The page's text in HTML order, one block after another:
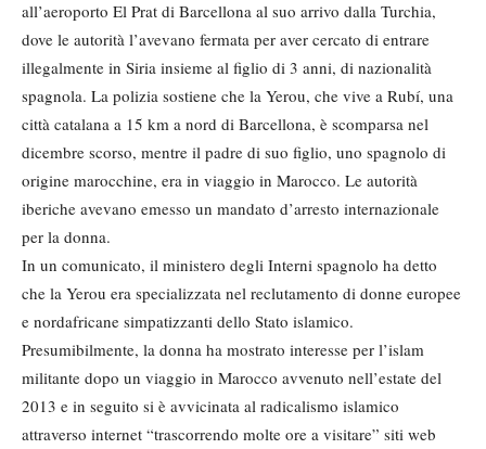
all’aeroporto El Prat di Barcellona al suo arrivo dalla Turchia,
dove le autorità l’avevano fermata per aver cercato di entrare
illegalmente in Siria insieme al figlio di 3 anni, di nazionalità
spagnola. La polizia sostiene che la Yerou, che vive a Rubí, una
città catalana a 15 km a nord di Barcellona, è scomparsa nel
dicembre scorso, mentre il padre di suo figlio, uno spagnolo di
origine marocchine, era in viaggio in Marocco. Le autorità
iberiche avevano emesso un mandato d’arresto internazionale
per la donna.
In un comunicato, il ministero degli Interni spagnolo ha detto
che la Yerou era specializzata nel reclutamento di donne europee
e nordafricane simpatizzanti dello Stato islamico.
Presumibilmente, la donna ha mostrato interesse per l’islam
militante dopo un viaggio in Marocco avvenuto nell’estate del
2013 e in seguito si è avvicinata al radicalismo islamico
attraverso internet “trascorrendo molte ore a visitare” siti web